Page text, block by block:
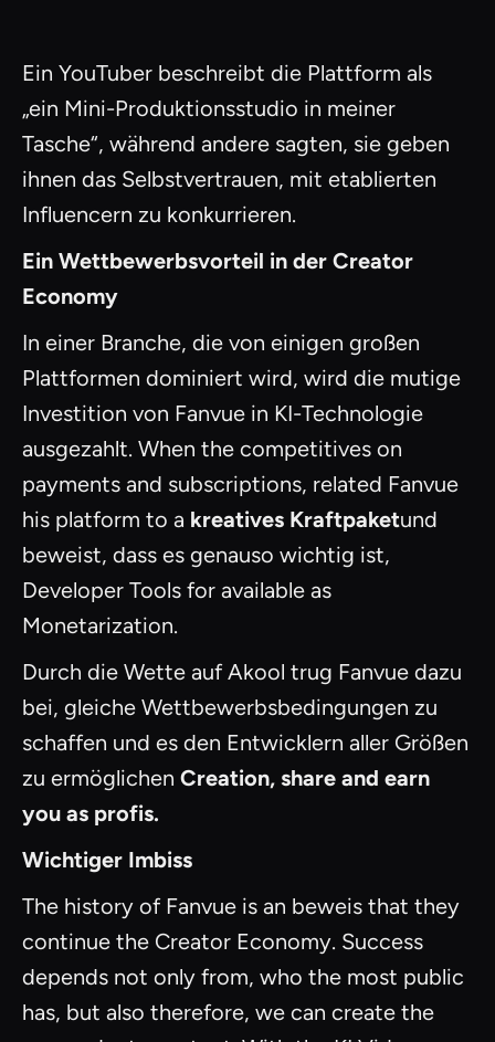
Ein YouTuber beschreibt die Plattform als
„ein Mini-Produktionsstudio in meiner
Tasche“, während andere sagten, sie geben
ihnen das Selbstvertrauen, mit etablierten
Influencern zu konkurrieren.
Ein Wettbewerbsvorteil in der Creator
Economy
In einer Branche, die von einigen großen
Plattformen dominiert wird, wird die mutige
Investition von Fanvue in KI-Technologie
ausgezahlt. When the competitives on
payments and subscriptions, related Fanvue
his platform to a kreatives Kraftpaketund
beweist, dass es genauso wichtig ist,
Developer Tools for available as
Monetarization.
Durch die Wette auf Akool trug Fanvue dazu
bei, gleiche Wettbewerbsbedingungen zu
schaffen und es den Entwicklern aller Größen
zu ermöglichen Creation, share and earn
you as profis.
Wichtiger Imbiss
The history of Fanvue is an beweis that they
continue the Creator Economy. Success
depends not only from, who the most public
has, but also therefore, we can create the